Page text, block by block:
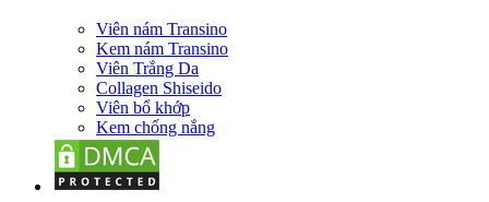
Viên nám Transino
Kem nám Transino
Viên Trắng Da
Collagen Shiseido
Viên bổ khớp
Kem chống nắng